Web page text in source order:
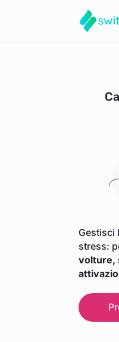
Gestisci
stress:
volture,